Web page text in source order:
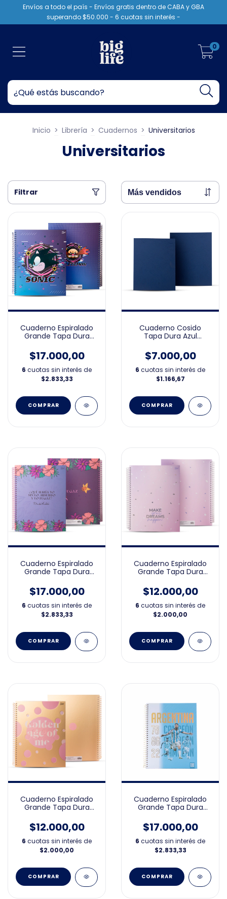
Envíos a todo el país - Envíos gratis dentro de CABA y GBA
superando $50.000 - 6 cuotas sin interés -
0
Inicio > Librería > Cuadernos > Universitarios
Universitarios
Filtrar
Cuaderno Espiralado
Grande Tapa Dura
$17.000,00
6 cuotas sin interés de
$2.833,33
Cuaderno Cosido
Tapa Dura Azul
$7.000,00
6 cuotas sin interés de
$1.166,67
Cuaderno Espiralado
Grande Tapa Dura
$17.000,00
6 cuotas sin interés de
$2.833,33
Cuaderno Espiralado
Grande Tapa Dura
$12.000,00
6 cuotas sin interés de
$2.000,00
Cuaderno Espiralado
Grande Tapa Dura
$12.000,00
6 cuotas sin interés de
$2.000,00
Cuaderno Espiralado
Grande Tapa Dura
$17.000,00
6 cuotas sin interés de
$2.833,33
COMPRAR